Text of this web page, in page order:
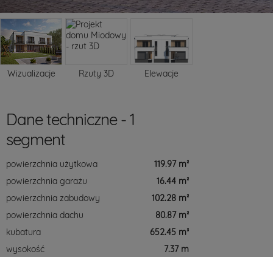
Wizualizacje Rzuty 3D Elewacje
Dane techniczne - 1
segment
powierzchnia użytkowa
119.97 m²
powierzchnia garażu
16.44 m²
powierzchnia zabudowy
102.28 m²
powierzchnia dachu
80.87 m²
kubatura
652.45 m³
wysokość
7.37 m